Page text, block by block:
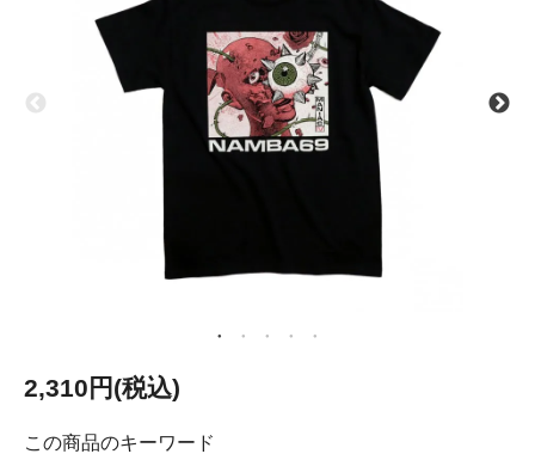
2,310円(税込)
この商品のキーワード